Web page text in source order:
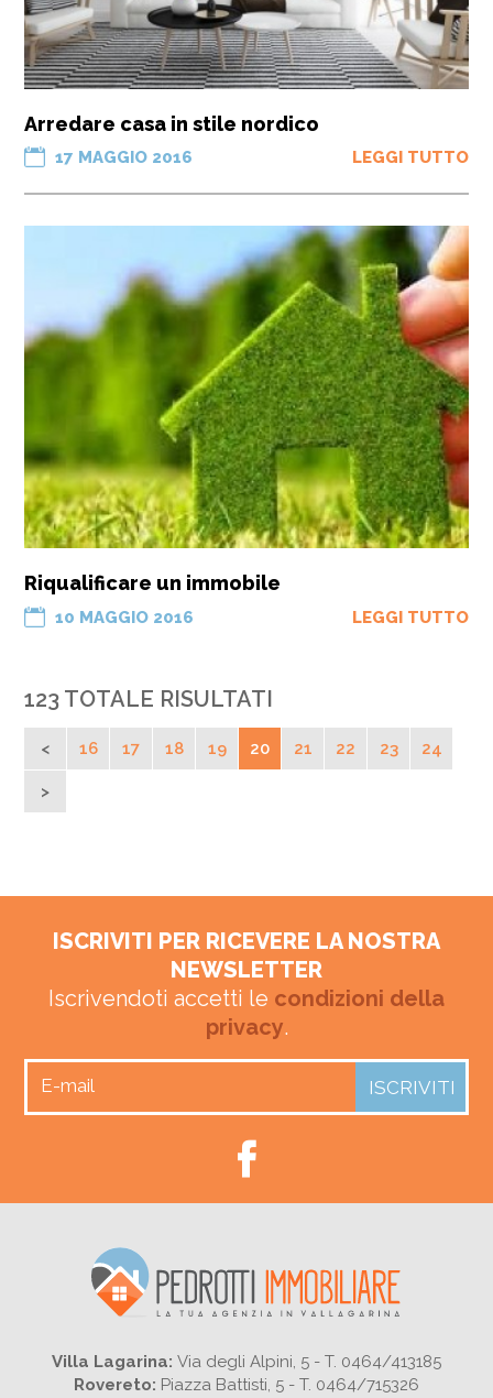
Arredare casa in stile nordico
17 MAGGIO 2016 LEGGI TUTTO
Riqualificare un immobile
10 MAGGIO 2016 LEGGI TUTTO
123 TOTALE RISULTATI
16 17 18 19 20 21 22 23 24
ISCRIVITI PER RICEVERE LA NOSTRA
NEWSLETTER
Iscrivendoti accetti le condizioni della
privacy.
Villa Lagarina: Via degli Alpini, 5 - T. 0464/413185
Rovereto: Piazza Battisti, 5 - T. 0464/715326